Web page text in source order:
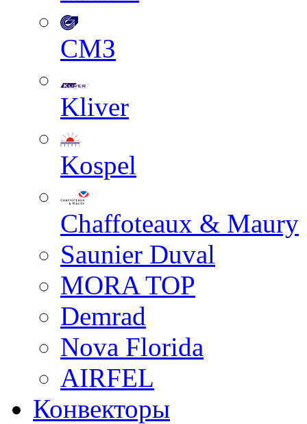
СМЗ
Kliver
Kospel
Chaffoteaux & Maury
Saunier Duval
MORA TOP
Demrad
Nova Florida
AIRFEL
Конвекторы